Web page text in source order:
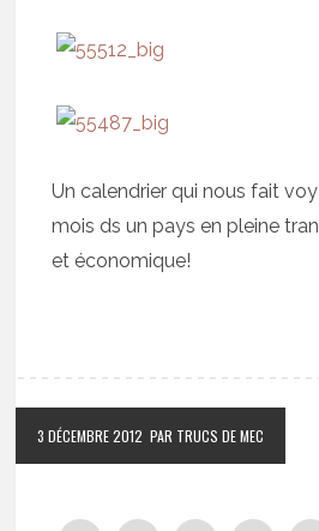
Un calendrier qui nous fait
mois ds un pays en pleine
et économique!
3 DÉCEMBRE 2012 PAR TRUCS DE MEC